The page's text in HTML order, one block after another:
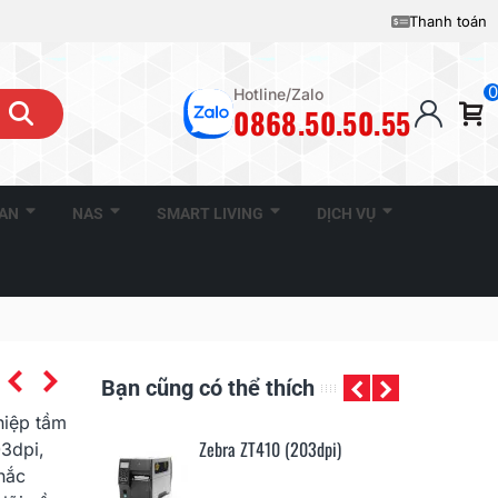
Thanh toán
Hotline/Zalo
0868.50.50.55
0
NAS SMART LIVING DỊCH VỤ
tầm
Bạn cũng có thể thích
Zebra ZT410 (203dpi)